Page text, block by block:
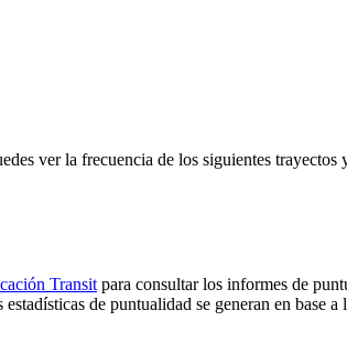
ver la frecuencia de los siguientes trayectos
Transit para consultar los informes de
de puntualidad se generan en base